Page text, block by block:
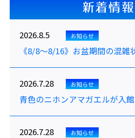
新着情報
2026.8.5 お知らせ
《8/8～8/16》お盆期間の混雑
2026.7.28 お知らせ
青色のニホンアマガエルが入館
2026.7.28 お知らせ